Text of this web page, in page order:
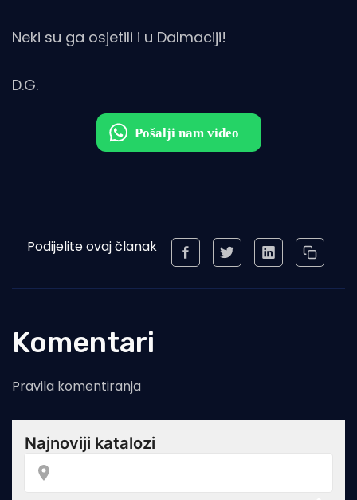
Neki su ga osjetili i u Dalmaciji!
D.G.
Podijelite ovaj članak
Komentari
Pravila komentiranja